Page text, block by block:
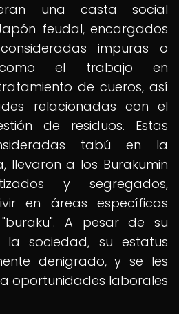
una casta social
feudal, encargados
impuras o
como el trabajo en
de cueros, así
relacionadas con el
de residuos. Estas
tabú en la
llevaron a los Burakumin
y segregados,
en áreas específicas
A pesar de su
sociedad, su estatus
denigrado, y se les
oportunidades laborales